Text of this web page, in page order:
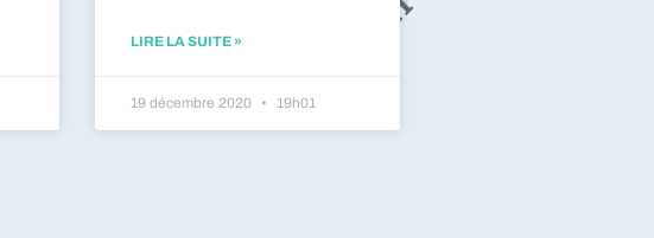
LIRE LA SUITE »
19 décembre 2020 19h01